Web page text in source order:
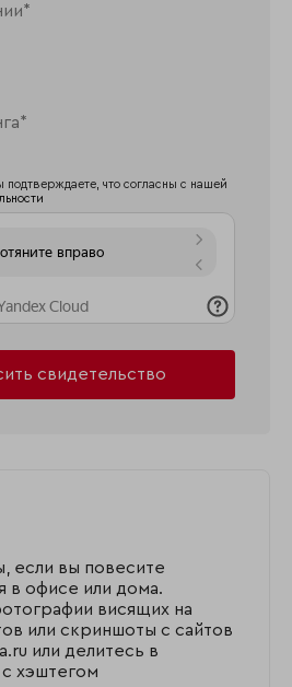
что согласны с нашей
свидетельство
если вы повесите
в офисе или дома.
висящих на
или скриншоты с сайтов
или делитесь в
хэштегом